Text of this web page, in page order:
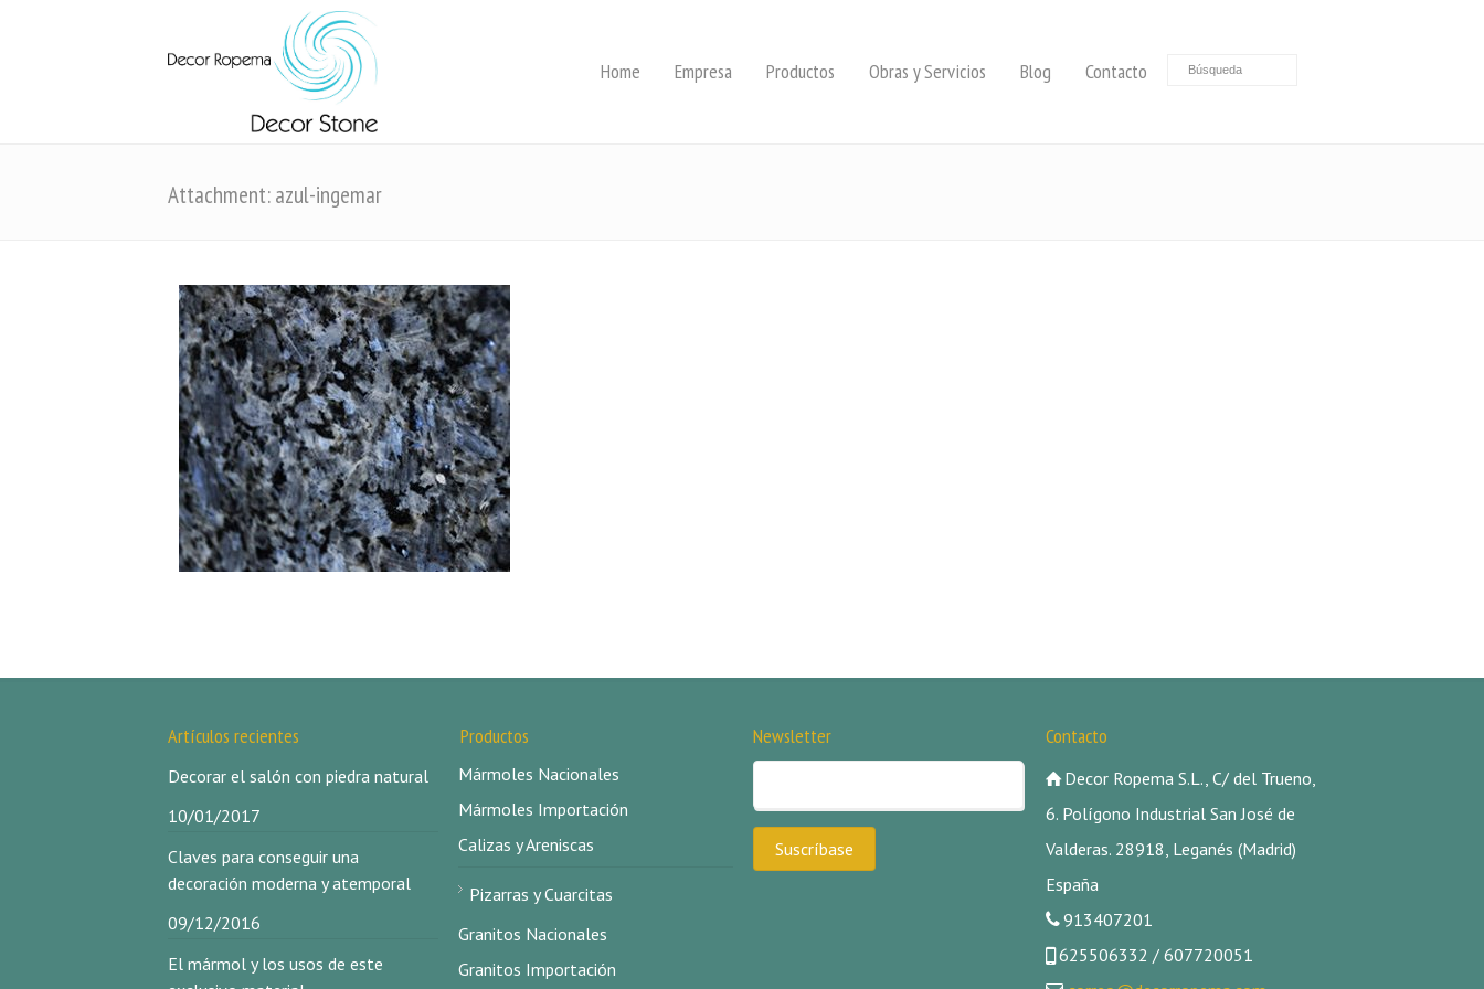
Home Empresa Productos Obras y Servicios Blog Contacto
Attachment: azul-ingemar
Artículos recientes
Decorar el salón con piedra natural
10/01/2017
Claves para conseguir una
decoración moderna y atemporal
09/12/2016
El mármol y los usos de este
Productos
Mármoles Nacionales
Mármoles Importación
Calizas y Areniscas
Pizarras y Cuarcitas
Granitos Nacionales
Granitos Importación
Newsletter Contacto
Decor Ropema S.L., C/ del Trueno,
6. Polígono Industrial San José de
Valderas. 28918, Leganés (Madrid)
España
913407201
625506332 / 607720051